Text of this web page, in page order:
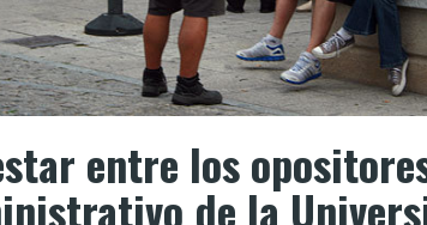
entre los
de la